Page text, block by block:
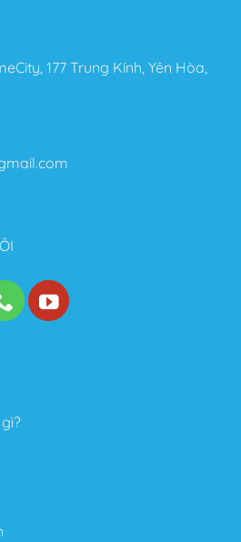
177 Trung Kính, Yên Hòa,